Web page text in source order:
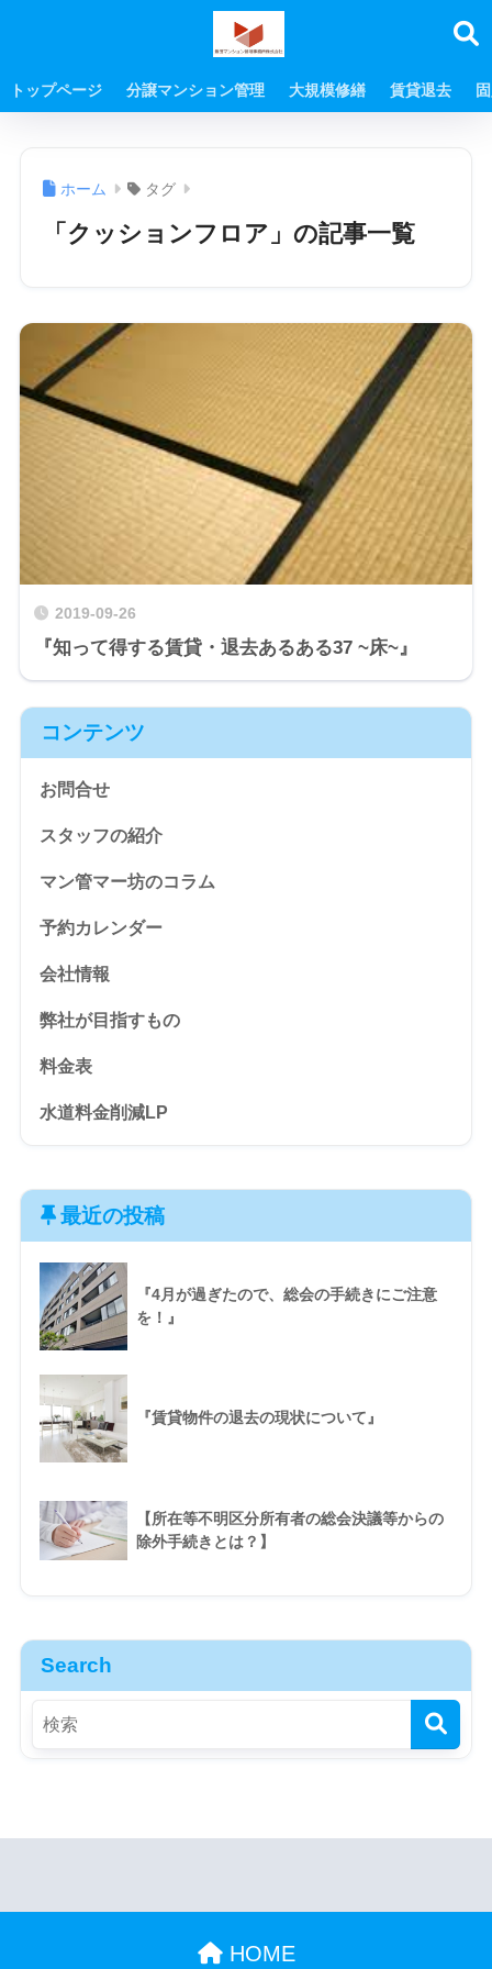
トップページ 分譲マンション管理 大規模修繕 賃貸退去
ホーム タグ
「クッションフロア」の記事一覧
2019-09-26
『知って得する賃貸・退去あるある37 ~床~』
コンテンツ
お問合せ
スタッフの紹介
マン管マー坊のコラム
予約カレンダー
会社情報
弊社が目指すもの
料金表
水道料金削減LP
最近の投稿
『4月が過ぎたので、総会の手続きにご注意
を！』
『賃貸物件の退去の現状について』
【所在等不明区分所有者の総会決議等からの
除外手続きとは？】
Search
HOME